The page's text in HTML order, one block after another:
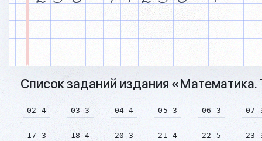
Список заданий издания «Математика.
02 4 03 3 04 4 05 3 06 3 07
17 3 18 4 20 3 21 4 22 5 23